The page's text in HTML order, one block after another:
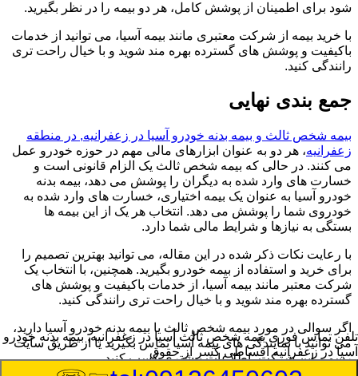
شود برای اطمینان از پوشش کامل، هر دو بیمه را در نظر بگیرید.
با خرید بیمه از شرکت معتبری مانند بیمه آسیا، می توانید از خدمات
باکیفیت و پوشش های گسترده بهره مند شوید و با خیال راحت تری
رانندگی کنید.
جمع بندی نهایی
بیمه شخص ثالث و بیمه بدنه خودرو آسیا در زعفرانیه, در منطقه
زعفرانیه، هر دو به عنوان ابزارهای مالی مهم در حوزه خودرو عمل
می کنند. در حالی که بیمه شخص ثالث یک الزام قانونی است و
خسارت های وارد شده به دیگران را پوشش می دهد، بیمه بدنه
خودرو آسیا به عنوان یک بیمه اختیاری، خسارت های وارد شده به
خودروی شما را پوشش می دهد. انتخاب هر یک از این بیمه ها
بستگی به نیازها و شرایط مالی شما دارد.
با رعایت نکات ذکر شده در این مقاله، می توانید بهترین تصمیم را
برای خرید و استفاده از بیمه خودرو بگیرید. همچنین، با انتخاب یک
شرکت معتبر مانند بیمه آسیا، از خدمات باکیفیت و پوشش های
گسترده بهره مند شوید و با خیال راحت تری رانندگی کنید.
اگر سوالی در مورد بیمه شخص ثالث یا بیمه بدنه خودرو آسیا دارید،
می توانید با نمایندگی های بیمه آسیا تماس بگیرید یا از طریق سایت
رسمی این شرکت، اطلاعات بیشتری کسب کنید.
تلفن تماس فوریبیمه شخص ثالث آسیا در زعفرانیه, بیمه بدنه خودرو
آسیا در زعفرانیه اقساطی کسر از حقوق